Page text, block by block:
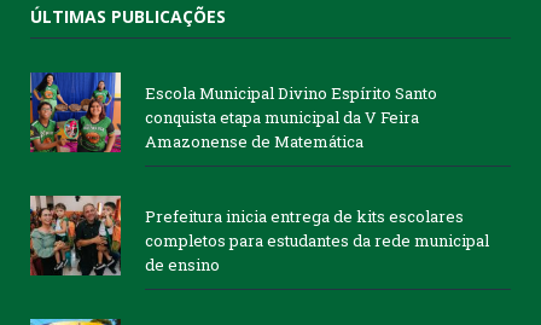
ÚLTIMAS PUBLICAÇÕES
Escola Municipal Divino Espírito Santo
conquista etapa municipal da V Feira
Amazonense de Matemática
Prefeitura inicia entrega de kits escolares
completos para estudantes da rede municipal
de ensino